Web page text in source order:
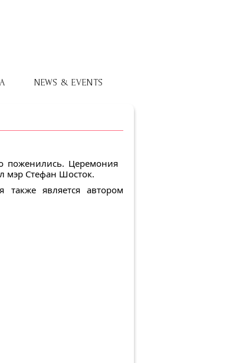
NEWS & EVENTS
поженились. Церемония
мэр Стефан Шосток.
является автором